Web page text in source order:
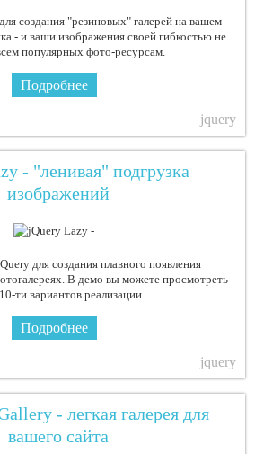
создания "резиновых" галерей на вашем
- и ваши изображения своей гибкостью не
популярных фото-ресурсам.
Подробнее
jquery
- "ленивая" подгрузка
изображений
для создания плавного появления
В демо вы можете просмотреть
ти вариантов реализации.
Подробнее
jquery
- легкая галерея для
вашего сайта